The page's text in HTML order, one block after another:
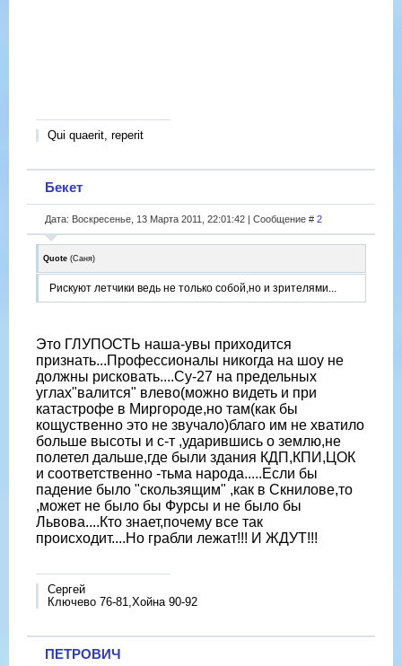
Qui quaerit, reperit
Бекет
Дата: Воскресенье, 13 Марта 2011, 22:01:42 | Сообщение # 2
Quote (Саня)
Рискуют летчики ведь не только собой,но и зрителями...
Это ГЛУПОСТЬ наша-увы приходится
признать...Профессионалы никогда на шоу не
должны рисковать....Су-27 на предельных
углах"валится" влево(можно видеть и при
катастрофе в Миргороде,но там(как бы
кощуственно это не звучало)благо им не хватило
больше высоты и с-т ,ударившись о землю,не
полетел дальше,где были здания КДП,КПИ,ЦОК
и соответственно -тьма народа.....Если бы
падение было "скользящим" ,как в Скнилове,то
,может не было бы Фурсы и не было бы
Львова....Кто знает,почему все так
происходит....Но грабли лежат!!! И ЖДУТ!!!
Сергей
Ключево 76-81,Хойна 90-92
ПЕТРОВИЧ